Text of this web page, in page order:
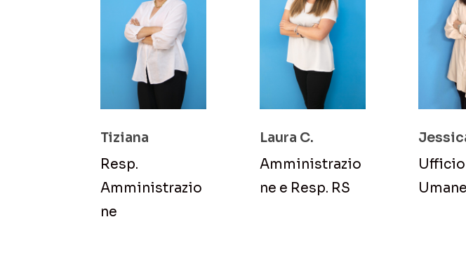
Tiziana
Resp.
Amministrazio
ne
Laura C.
Amministrazio
ne e Resp. RS
Umane